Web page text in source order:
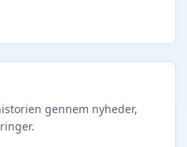
gennem nyheder,